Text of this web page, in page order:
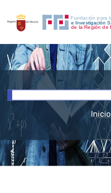
INICIO
INVESTIGACIÓN
RRHH
Inicio